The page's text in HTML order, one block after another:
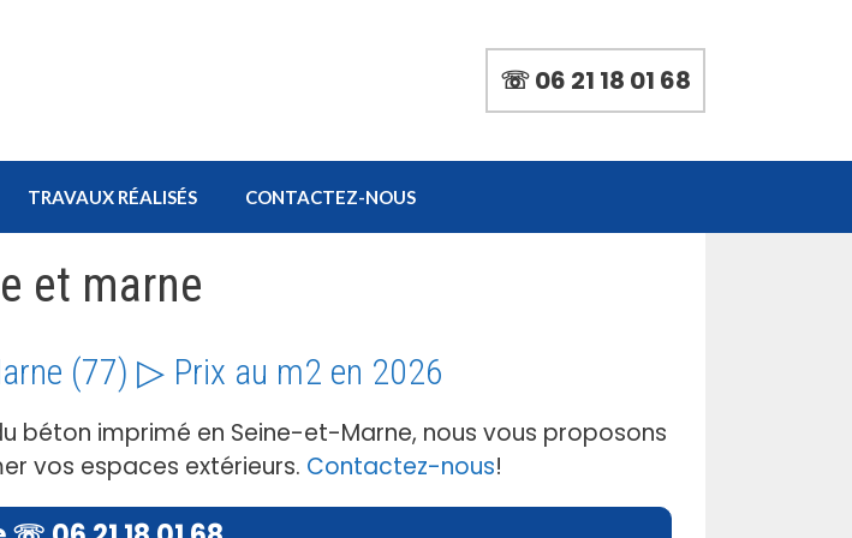
☏ 06 21 18 01 68
TRAVAUX RÉALISÉS CONTACTEZ-NOUS
et marne
(77) ▷ Prix au m2 en 2026
béton imprimé en Seine-et-Marne, nous vous proposons
vos espaces extérieurs. Contactez-nous!